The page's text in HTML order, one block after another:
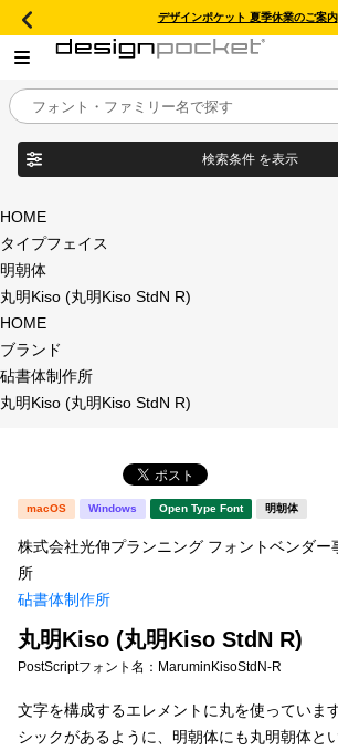
デザインポケット 夏季休業のご案内
目的別フォントガイド
特集
おすすめ
年間ライセンス商品
新着一覧
カート 0
マイページ
お気に入り
検索条件 を表示
商品名
フォント形式
タイプフェイス
明朝体
教科書体
江戸文字 デ
HOME
タイプフェイス
明朝体
丸明Kiso (丸明Kiso StdN R)
HOME
ブランド
砧書体制作所
丸明Kiso (丸明Kiso StdN R)
macOS Windows Open Type Font 明朝体
株式会社光伸プランニング フォントベンダー
所
砧書体制作所
丸明Kiso (丸明Kiso StdN R)
PostScriptフォント名： MaruminKisoStdN-R
文字を構成するエレメントに丸を使っていま
シックがあるように、明朝体にも丸明朝体と